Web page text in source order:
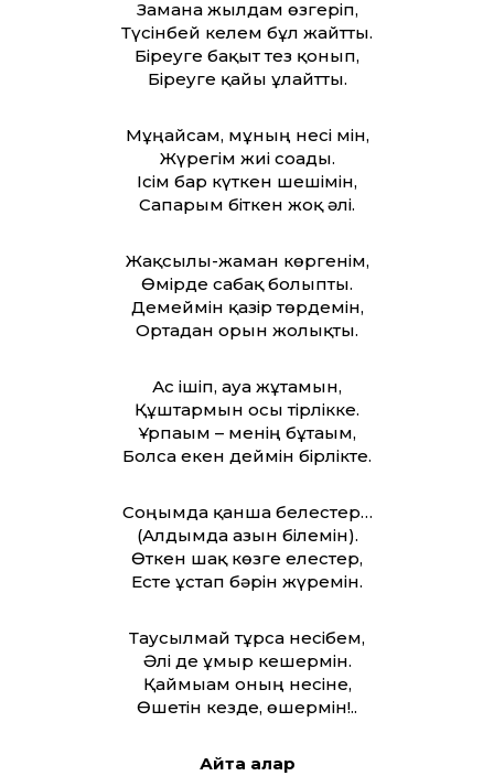
Замана жылдам өзгеріп,
Түсінбей келем бұл жайт­ты.
Біреуге бақыт тез қонып,
Біреуге қайғы ұлғайт­ты.
Мұңайсам, мұның несі мін,
Жүрегім жиі соғады.
Ісім бар күткен шешімін,
Сапарым біткен жоқ әлі.
Жақсылы-жаман көргенім,
Өмірде сабақ болыпты.
Демеймін қазір төрдемін,
Ортадан орын жолықты.
Ас ішіп, ауа жұтамын,
Құштармын осы тірлікке.
Ұрпағым – менің бұтағым,
Болса екен деймін бірлікте.
Соңымда қанша белестер…
(Алдымда азын білемін).
Өткен шақ көзге елестер,
Есте ұстап бәрін жүремін.
Таусылмай тұрса несібем,
Әлі де ғұмыр кешермін.
Қаймығам оның несіне,
Өшетін кезде, өшермін!..
Айта алар